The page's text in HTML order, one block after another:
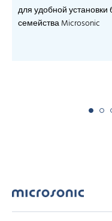
для удобной установки
семейства Microsonic